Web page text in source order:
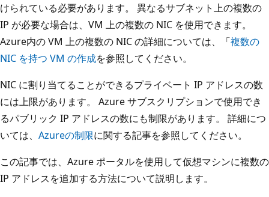
けられている必要があります。 異なるサブネット上の複数の
IP が必要な場合は、VM 上の複数の NIC を使用できます。
Azure内の VM 上の複数の NIC の詳細については、「複数の
NIC を持つ VM の作成を参照してください。
NIC に割り当てることができるプライベート IP アドレスの数
には上限があります。 Azure サブスクリプションで使用でき
るパブリック IP アドレスの数にも制限があります。 詳細につ
いては、 Azureの制限に関する記事を参照してください。
この記事では、Azure ポータルを使用して仮想マシンに複数の
IP アドレスを追加する方法について説明します。